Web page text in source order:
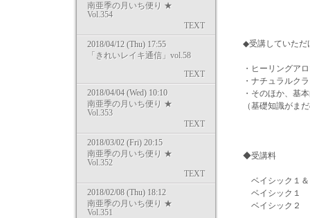
南亜季の月いち便り ★
Vol.354
TEXT
2018/04/12 (Thu) 17:55
「きれいレイキ通信」vol.58
TEXT
2018/04/04 (Wed) 10:10
南亜季の月いち便り ★
Vol.353
TEXT
2018/03/02 (Fri) 20:15
南亜季の月いち便り ★
Vol.352
TEXT
2018/02/08 (Thu) 18:12
南亜季の月いち便り ★
Vol.351
◆受講していただ
・ヒーリングアロ
・ナチュラルクラ
・そのほか、基本
（基礎知識がまだ
◆受講料
ベイシック１＆
ベイシック１
ベイシック２